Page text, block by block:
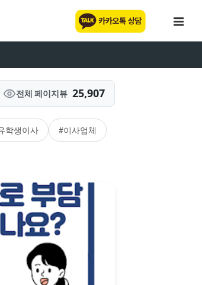
전체 페이지뷰 25,907
학생이사 #이사업체